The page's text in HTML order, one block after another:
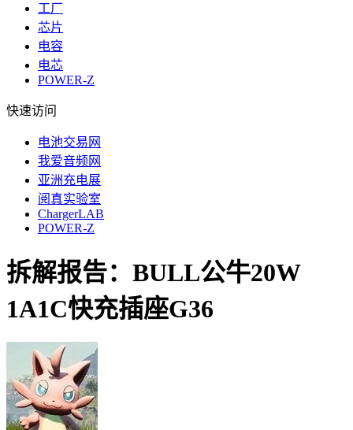
工厂
芯片
电容
电芯
POWER-Z
快速访问
电池交易网
我爱音频网
亚洲充电展
阅真实验室
ChargerLAB
POWER-Z
拆解报告：BULL公牛20W
1A1C快充插座G36